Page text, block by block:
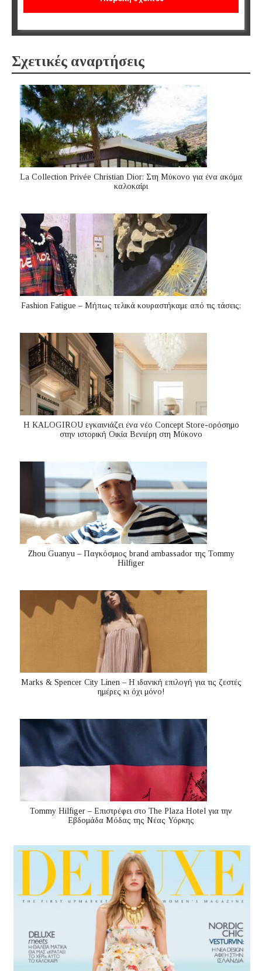
Σχετικές αναρτήσεις
La Collection Privée Christian Dior: Στη Μύκονο για ένα ακόμα
καλοκαίρι
Fashion Fatigue – Μήπως τελικά κουραστήκαμε από τις τάσεις;
Η KALOGIROU εγκαινιάζει ένα νέο Concept Store-ορόσημο
στην ιστορική Οικία Βενιέρη στη Μύκονο
Zhou Guanyu – Παγκόσμιος brand ambassador της Tommy
Hilfiger
Marks & Spencer City Linen – Η ιδανική επιλογή για τις ζεστές
ημέρες κι όχι μόνο!
Tommy Hilfiger – Επιστρέφει στο The Plaza Hotel για την
Εβδομάδα Μόδας της Νέας Υόρκης